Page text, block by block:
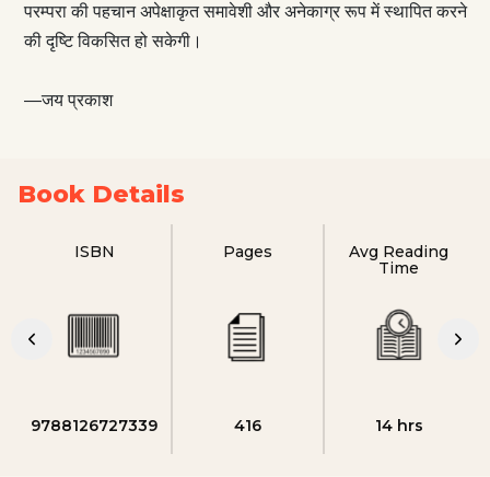
परम्परा की पहचान अपेक्षाकृत समावेशी और अनेकाग्र रूप में स्थापित करने
की दृष्टि विकसित हो सकेगी।
—जय प्रकाश
Book Details
ISBN
9788126727339
Pages
416
Avg Reading
Time
14 hrs